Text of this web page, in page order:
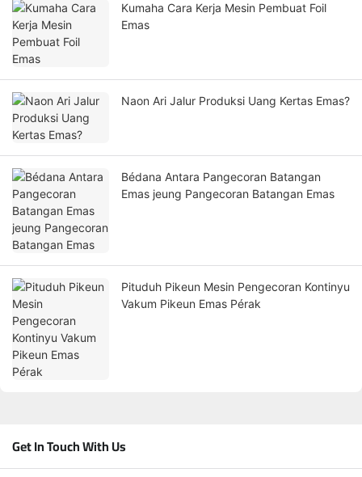
Kumaha Cara Kerja Mesin Pembuat Foil
Emas
Naon Ari Jalur Produksi Uang Kertas Emas?
Bédana Antara Pangecoran Batangan
Emas jeung Pangecoran Batangan Emas
Pituduh Pikeun Mesin Pengecoran Kontinyu
Vakum Pikeun Emas Pérak
Get In Touch With Us